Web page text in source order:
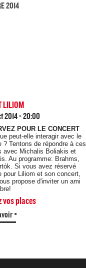
2014
LILIOM
2014 - 20:00
POUR LE CONCERT
peut-elle interagir avec le
? Tentons de répondre à ces
avec Michalis Boliakis et
Au programme: Brahms,
Si vous avez réservé
pour Liliom et son concert,
propose d'inviter un ami
vos places
+